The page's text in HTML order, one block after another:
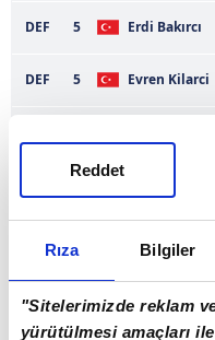
Rıza Bilgiler
"Sitelerimizde reklam
yürütülmesi amaçları
Reddet
DEF 5 Erdi Bakırcı
DEF 5 Evren Kilarci